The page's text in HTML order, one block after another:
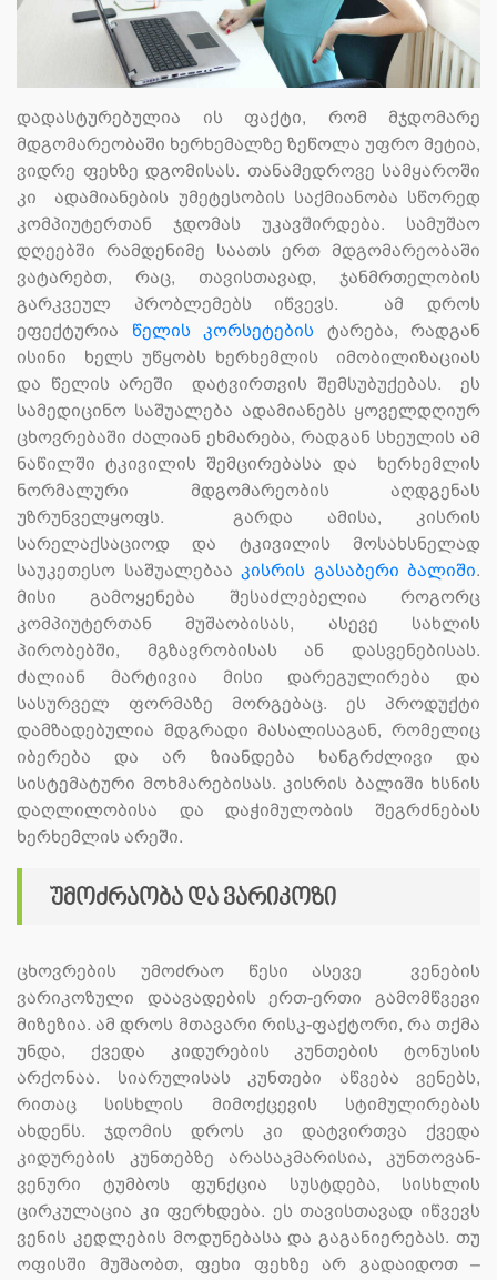
დადასტურებულია ის ფაქტი, რომ მჯდომარე
მდგომარეობაში ხერხემალზე ზეწოლა უფრო მეტია,
ვიდრე ფეხზე დგომისას. თანამედროვე სამყაროში
კი ადამიანების უმეტესობის საქმიანობა სწორედ
კომპიუტერთან ჯდომას უკავშირდება. სამუშაო
დღეებში რამდენიმე საათს ერთ მდგომარეობაში
ვატარებთ, რაც, თავისთავად, ჯანმრთელობის
გარკვეულ პრობლემებს იწვევს. ამ დროს
ეფექტურია წელის კორსეტების ტარება, რადგან
ისინი ხელს უწყობს ხერხემლის იმობილიზაციას
და წელის არეში დატვირთვის შემსუბუქებას. ეს
სამედიცინო საშუალება ადამიანებს ყოველდღიურ
ცხოვრებაში ძალიან ეხმარება, რადგან სხეულის ამ
ნაწილში ტკივილის შემცირებასა და ხერხემლის
ნორმალური მდგომარეობის აღდგენას
უზრუნველყოფს. გარდა ამისა, კისრის
სარელაქსაციოდ და ტკივილის მოსახსნელად
საუკეთესო საშუალებაა კისრის გასაბერი ბალიში.
მისი გამოყენება შესაძლებელია როგორც
კომპიუტერთან მუშაობისას, ასევე სახლის
პირობებში, მგზავრობისას ან დასვენებისას.
ძალიან მარტივია მისი დარეგულირება და
სასურველ ფორმაზე მორგებაც. ეს პროდუქტი
დამზადებულია მდგრადი მასალისაგან, რომელიც
იბერება და არ ზიანდება ხანგრძლივი და
სისტემატური მოხმარებისას. კისრის ბალიში ხსნის
დაღლილობისა და დაჭიმულობის შეგრძნებას
ხერხემლის არეში.
უმოძრაობა და ვარიკოზი
ცხოვრების უმოძრაო წესი ასევე ვენების
ვარიკოზული დაავადების ერთ-ერთი გამომწვევი
მიზეზია. ამ დროს მთავარი რისკ-ფაქტორი, რა თქმა
უნდა, ქვედა კიდურების კუნთების ტონუსის
არქონაა. სიარულისას კუნთები აწვება ვენებს,
რითაც სისხლის მიმოქცევის სტიმულირებას
ახდენს. ჯდომის დროს კი დატვირთვა ქვედა
კიდურების კუნთებზე არასაკმარისია, კუნთოვან-
ვენური ტუმბოს ფუნქცია სუსტდება, სისხლის
ცირკულაცია კი ფერხდება. ეს თავისთავად იწვევს
ვენის კედლების მოდუნებასა და გაგანიერებას. თუ
ოფისში მუშაობთ, ფეხი ფეხზე არ გადაიდოთ –